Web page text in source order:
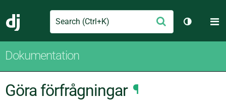
Django
Search Skicka
Växla
Dokumentation
Göra förfrågningar ¶